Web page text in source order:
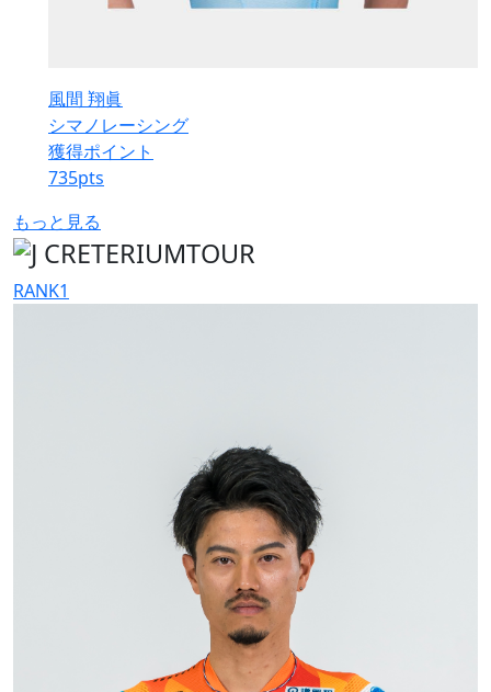
風間 翔眞
シマノレーシング
獲得ポイント
735pts
もっと見る
RANK1